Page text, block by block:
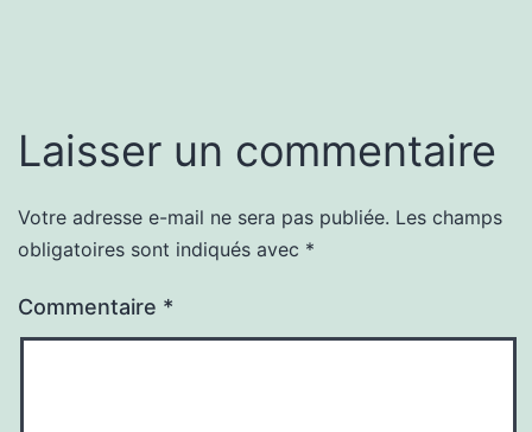
Laisser un commentaire
Votre adresse e-mail ne sera pas publiée. Les champs
obligatoires sont indiqués avec *
Commentaire *